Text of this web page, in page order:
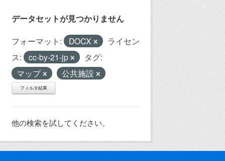
データセットが見つかりません
フォーマット: DOCX
ライセン
ス:
cc-by-21-jp
タグ:
マップ
公共施設
フィルタ結果
他の検索を試してください。